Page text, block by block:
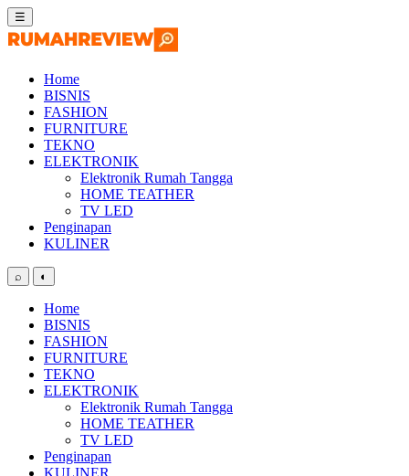
Skip
to
content
☰
Home
BISNIS
FASHION
FURNITURE
TEKNO
ELEKTRONIK
Elektronik Rumah Tangga
HOME TEATHER
TV LED
Penginapan
KULINER
⌕ ◐
Home
BISNIS
FASHION
FURNITURE
TEKNO
ELEKTRONIK
Elektronik Rumah Tangga
HOME TEATHER
TV LED
Penginapan
KULINER